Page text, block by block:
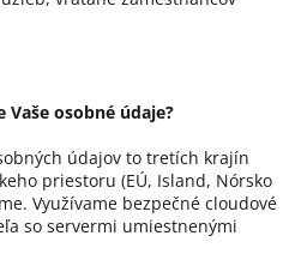
osobné údaje?
údajov to tretích krajín
priestoru (EÚ, Island, Nórsko
Využívame bezpečné cloudové
so servermi umiestnenými